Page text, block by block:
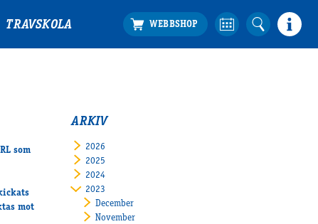
TRAVSKOLA
som
mot
ARKIV
2026
2025
2024
2023
December
November